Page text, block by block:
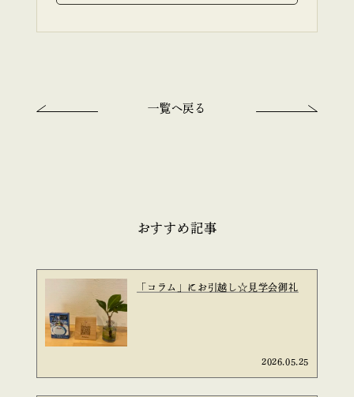
一覧へ戻る
おすすめ記事
「コラム」にお引越し☆見学会御礼
2026.05.25